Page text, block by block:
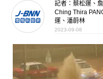
記者：蔡松運、
Ching Thira
運、潘蔚林
2023-09-08